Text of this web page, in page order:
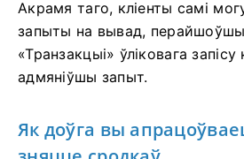
Акрамя таго, кліенты самі
запыты на вывад,
«Транзакцыі» ўліковага запісу
адмяніўшы запыт.
Як доўга вы